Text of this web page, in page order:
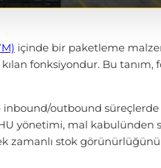
içinde bir paketleme
fonksiyondur. Bu
inbound/outbound
yönetimi, mal kabulünden
stok görünürlüğünü